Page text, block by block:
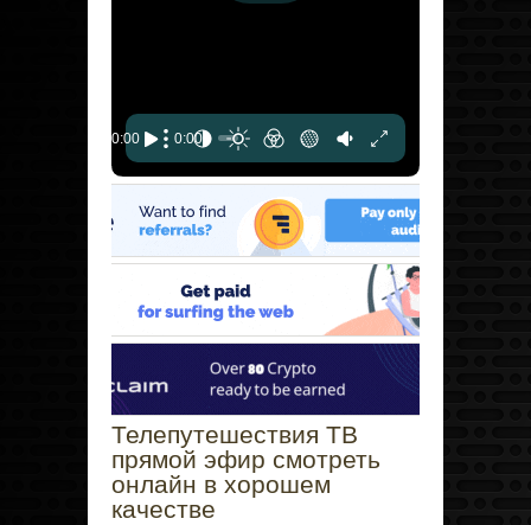
Телепутешествия ТВ
прямой эфир смотреть
онлайн в хорошем
качестве